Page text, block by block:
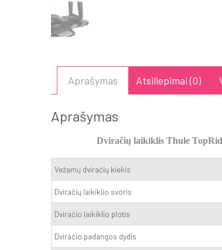
Aprašymas Atsiliepimai (0)
Aprašymas
Dviračių laikiklis Thule
Vežamų dviračių kiekis
Dviračių laikiklio svoris
Dviračio laikiklio plotis
Dviračio padangos dydis